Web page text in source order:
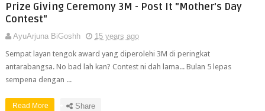
Prize Giving Ceremony 3M - Post It "Mother's Day
Contest"
AyuArjuna BiGoshh
15 years ago
Sempat layan tengok award yang diperolehi 3M di peringkat
antarabangsa. No bad lah kan? Contest ni dah lama... Bulan 5 lepas
sempena dengan ...
Read More Share